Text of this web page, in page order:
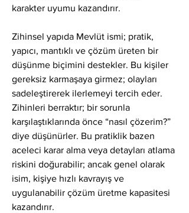
karakter uyumu kazandırır.
Zihinsel yapıda Mevlüt ismi; pratik,
yapıcı, mantıklı ve çözüm üreten bir
düşünme biçimini destekler. Bu kişiler
gereksiz karmaşaya girmez; olayları
sadeleştirerek ilerlemeyi tercih eder.
Zihinleri berraktır; bir sorunla
karşılaştıklarında önce “nasıl çözerim?”
diye düşünürler. Bu pratiklik bazen
aceleci karar alma veya detayları atlama
riskini doğurabilir; ancak genel olarak
isim, kişiye hızlı kavrayış ve
uygulanabilir çözüm üretme kapasitesi
kazandırır.